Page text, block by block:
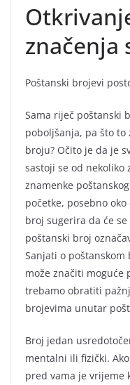
značenja
Poštanski brojevi
Sama riječ poštanski
poboljšanja, pa što to
broju? Očito je da je
sastoji se od nekoliko
znamenke
početke, posebno
broj sugerira da će
poštanski broj
Sanjati o
može značiti moguće
trebamo obratiti
brojevima unutar
Broj jedan
mentalni ili fizički.
pred vama je vrijeme